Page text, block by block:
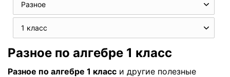
Разное
1 класс
Разное по алгебре 1 класс
Разное по алгебре 1 класс и другие полезные